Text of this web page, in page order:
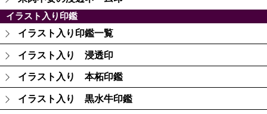
イラスト入り印鑑
イラスト入り印鑑一覧
イラスト入り 浸透印
イラスト入り 本柘印鑑
イラスト入り 黒水牛印鑑